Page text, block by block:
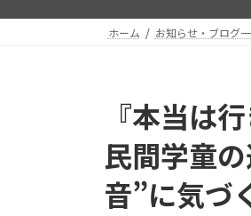
ホーム お知らせ・ブログ
『本当は
民間学童
音”に気づ